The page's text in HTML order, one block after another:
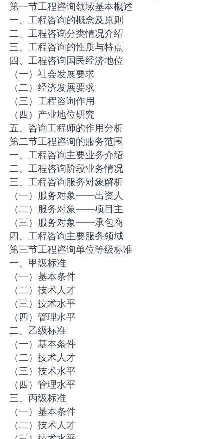
第一节工程咨询领域基本概述
一、工程咨询的概念及原则
二、工程咨询分类情况介绍
三、工程咨询的性质与特点
四、工程咨询国民经济地位
（一）社会发展要求
（二）经济发展要求
（三）工程咨询作用
（四）产业地位研究
五、咨询工程师的作用分析
第二节工程咨询的服务范围
一、工程咨询主要业务介绍
二、工程咨询阶段业务情况
三、工程咨询服务对象解析
（一）服务对象——出资人
（二）服务对象——项目主
（三）服务对象——承包商
四、工程咨询主要服务领域
第三节工程咨询单位等级标准
一、甲级标准
（一）基本条件
（二）技术人才
（三）技术水平
（四）管理水平
二、乙级标准
（一）基本条件
（二）技术人才
（三）技术水平
（四）管理水平
三、丙级标准
（一）基本条件
（二）技术人才